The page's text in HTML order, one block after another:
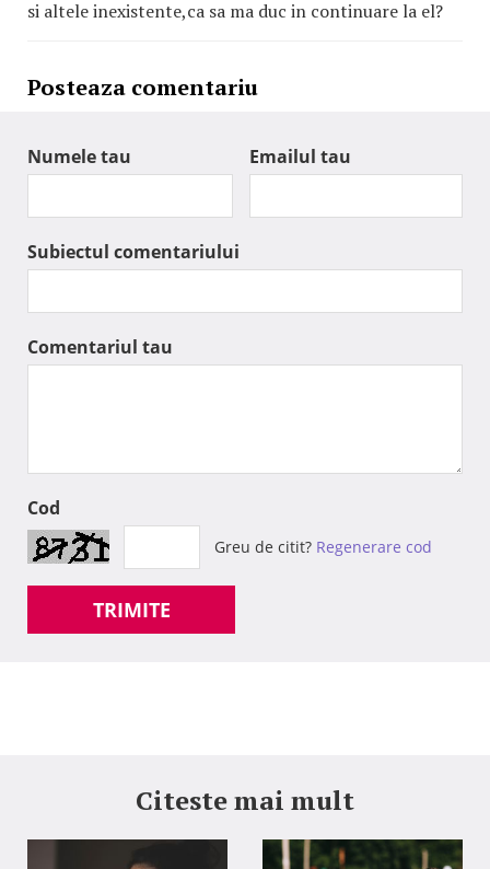
si altele inexistente,ca sa ma duc in continuare la el?
Posteaza comentariu
Numele tau Emailul tau
Subiectul comentariului
Comentariul tau
Cod
Greu de citit? Regenerare cod
TRIMITE
Citeste mai mult